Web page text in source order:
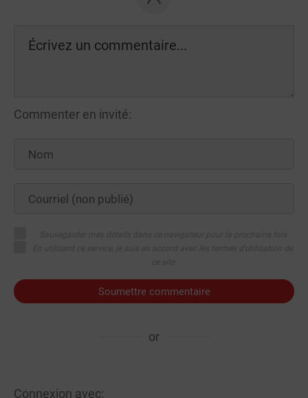
Commenter en invité:
Soumettre commentaire
or
Connexion avec: